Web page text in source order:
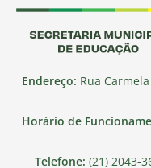
Endereço: Rua
Horário de
Telefone: (21) 2043-